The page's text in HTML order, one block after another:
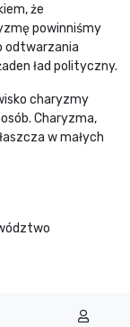
że
powinniśmy
odtwarzania
ład polityczny.
charyzmy
Charyzma,
w małych